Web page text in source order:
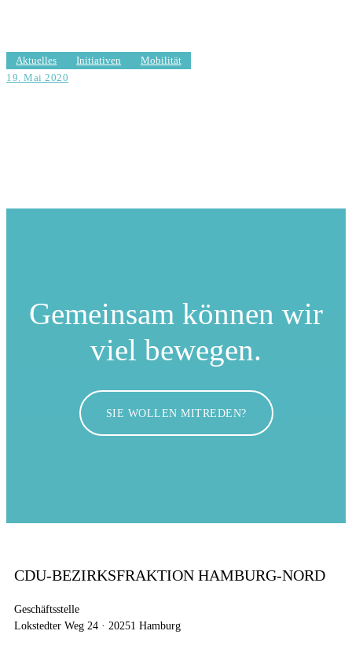
Aktuelles Initiativen
Mobilität
19. Mai 2020
Gemeinsam können wir
viel bewegen.
SIE WOLLEN MITREDEN?
CDU-BEZIRKSFRAKTION HAMBURG-NORD
Geschäftsstelle
Lokstedter Weg 24 · 20251 Hamburg